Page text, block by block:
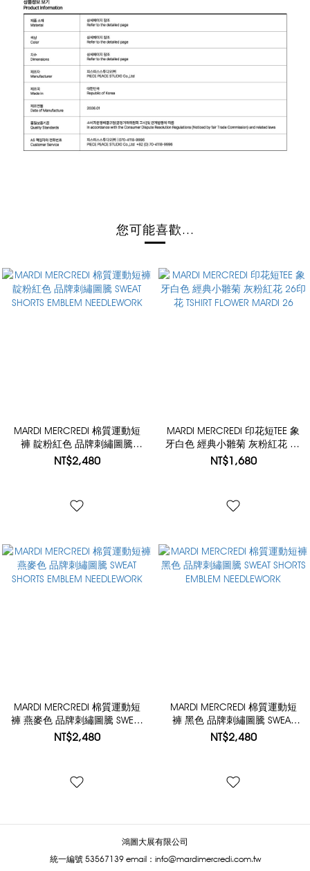
您可能喜歡...
MARDI MERCREDI 棉質運動短
褲 靛粉紅色 品牌刺繡圖騰
SWEAT SHORTS EMBLEM
NT$2,480
MARDI MERCREDI 印花短TEE 象
牙白色 經典小雛菊 灰粉紅花 26
印花 TSHIRT FLOWER MARDI 26
NT$1,680
MARDI MERCREDI 棉質運動短
褲 燕麥色 品牌刺繡圖騰 SWEAT
SHORTS EMBLEM NEEDLEWORK
NT$2,480
MARDI MERCREDI 棉質運動短
褲 黑色 品牌刺繡圖騰 SWEAT
SHORTS EMBLEM NEEDLEWORK
NT$2,480
鴻圖大展有限公司
統一編號 53567139 email：info@mardimercredi.com.tw